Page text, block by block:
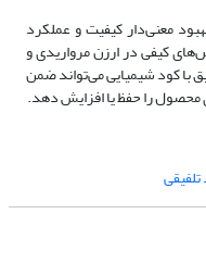
معنی‌دار کیفیت و عملکرد
کیفی در ارزن مرواریدی و
با کود شیمیایی می‌تواند ضمن
را حفظ یا افزایش دهد.